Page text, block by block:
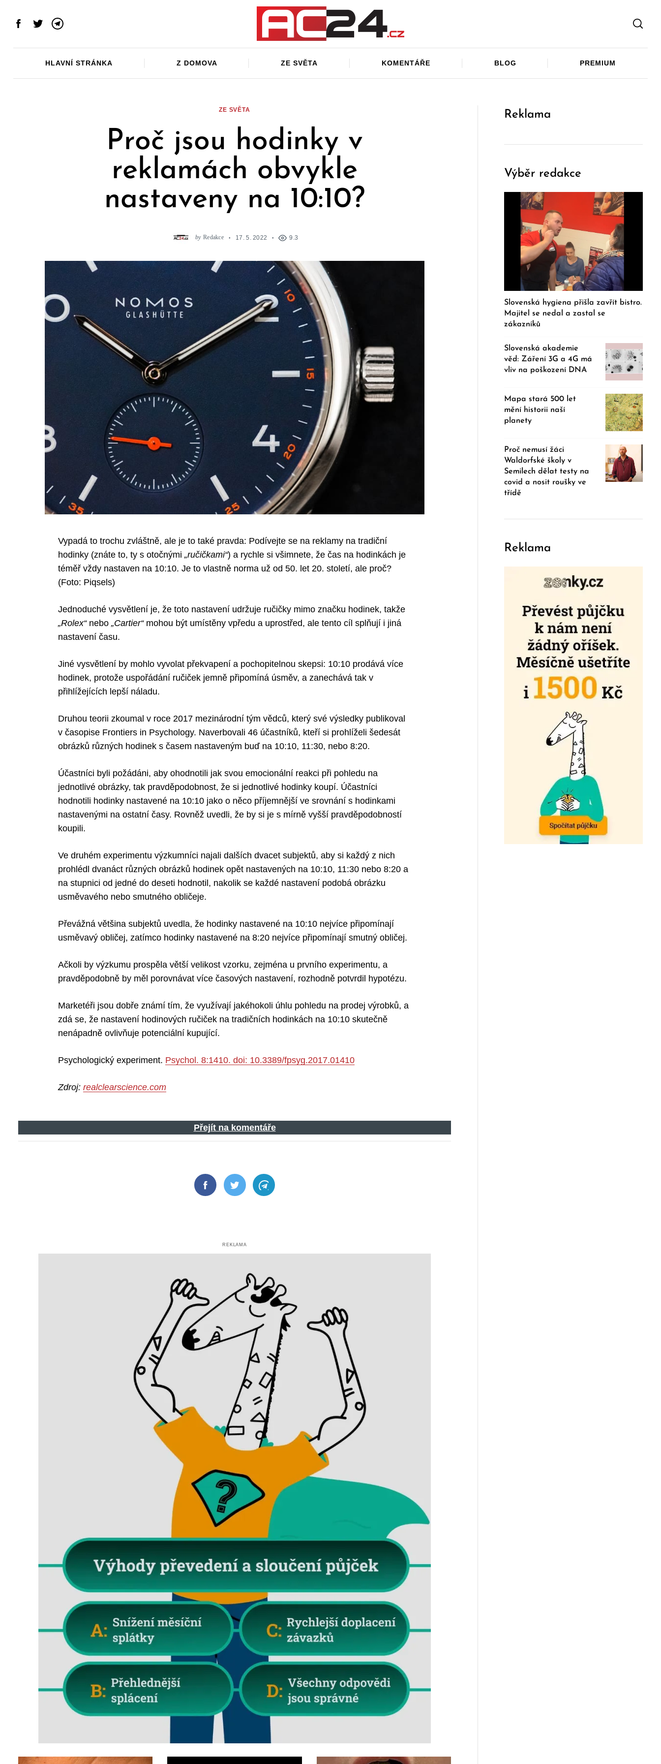
Facebook
TwitterTelegram
HLAVNÍ STRÁNKA Z DOMOVA ZE SVĚTA KOMENTÁŘE BLOG PREMIUM
ZE SVĚTA
Proč jsou hodinky v
reklamách obvykle
nastaveny na 10:10?
by Redakce 17. 5. 2022 9.3
Vypadá to trochu zvláštně, ale je to také pravda: Podívejte se na reklamy na tradiční
hodinky (znáte to, ty s otočnými „ručičkami“) a rychle si všimnete, že čas na hodinkách je
téměř vždy nastaven na 10:10. Je to vlastně norma už od 50. let 20. století, ale proč?
(Foto: Piqsels)
Jednoduché vysvětlení je, že toto nastavení udržuje ručičky mimo značku hodinek, takže
„Rolex“nebo „Cartier“mohou být umístěny vpředu a uprostřed, ale tento cíl splňují i jiná
nastavení času.
Jiné vysvětlení by mohlo vyvolat překvapení a pochopitelnou skepsi: 10:10 prodává více
hodinek, protože uspořádání ručiček jemně připomíná úsměv, a zanechává tak v
přihlížejících lepší náladu.
Druhou teorii zkoumal v roce 2017 mezinárodní tým vědců, který své výsledky publikoval
v časopise Frontiers in Psychology. Naverbovali 46 účastníků, kteří si prohlíželi šedesát
obrázků různých hodinek s časem nastaveným buď na 10:10, 11:30, nebo 8:20.
Účastníci byli požádáni, aby ohodnotili jak svou emocionální reakci při pohledu na
jednotlivé obrázky, tak pravděpodobnost, že si jednotlivé hodinky koupí. Účastníci
hodnotili hodinky nastavené na 10:10 jako o něco příjemnější ve srovnání s hodinkami
nastavenými na ostatní časy. Rovněž uvedli, že by si je s mírně vyšší pravděpodobností
koupili.
Ve druhém experimentu výzkumníci najali dalších dvacet subjektů, aby si každý z nich
prohlédl dvanáct různých obrázků hodinek opět nastavených na 10:10, 11:30 nebo 8:20 a
na stupnici od jedné do deseti hodnotil, nakolik se každé nastavení podobá obrázku
usměvavého nebo smutného obličeje.
Převážná většina subjektů uvedla, že hodinky nastavené na 10:10 nejvíce připomínají
usměvavý obličej, zatímco hodinky nastavené na 8:20 nejvíce připomínají smutný obličej.
Ačkoli by výzkumu prospěla větší velikost vzorku, zejména u prvního experimentu, a
pravděpodobně by měl porovnávat více časových nastavení, rozhodně potvrdil hypotézu.
Marketéři jsou dobře známí tím, že využívají jakéhokoli úhlu pohledu na prodej výrobků, a
zdá se, že nastavení hodinových ručiček na tradičních hodinkách na 10:10 skutečně
nenápadně ovlivňuje potenciální kupující.
Psychologický experiment. Psychol. 8:1410. doi: 10.3389/fpsyg.2017.01410
Zdroj: realclearscience.com
Přejít na komentáře
FacebookTwitter Telegram
REKLAMA
Reklama
Výběr redakce
Slovenská hygiena přišla zavřít bistro.
Majitel se nedal a zastal se
zákazníků
Slovenská akademie
věd: Záření 3G a 4G má
vliv na poškození DNA
Mapa stará 500 let
mění historii naší
planety
Proč nemusí žáci
Waldorfské školy v
Semilech dělat testy na
covid a nosit roušky ve
třídě
Reklama
Search
for: